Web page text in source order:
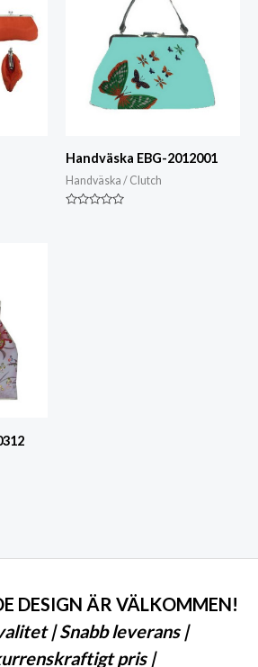
Handväska EBG-2012001
Handväska / Clutch
DESIGN ÄR VÄLKOMMEN!
| Snabb leverans |
pris |